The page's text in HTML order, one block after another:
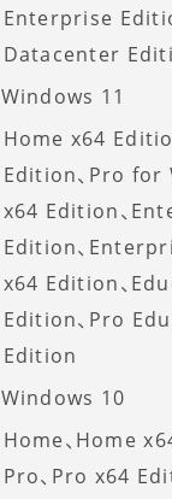
Enterprise
Datacenter
Windows 11
Home x64
Edition、Pro
x64 Edition、
Edition、
x64 Edition、
Edition、Pro
Edition
Windows 10
Home、Home
Pro、Pro x64